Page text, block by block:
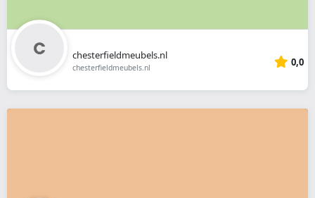
chesterfieldmeubels.nl
chesterfieldmeubels.nl 0,0